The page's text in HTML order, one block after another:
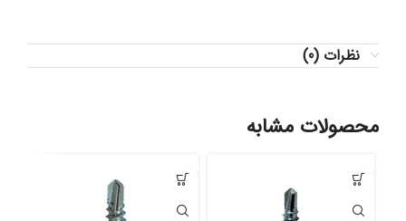
نظرات (0)
محصولات مشابه